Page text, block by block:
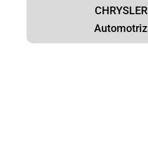
CHRYSLER
Automotriz